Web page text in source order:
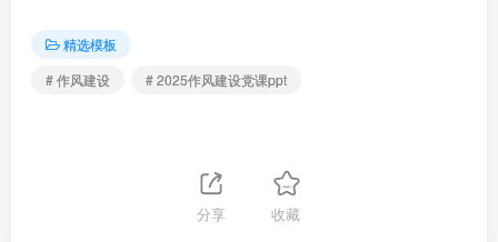
精选模板
# 作风建设
# 2025作风建设党课ppt
分享 收藏